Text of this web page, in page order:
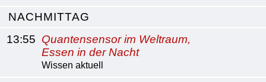
NACHMITTAG
13:55 Quantensensor im Weltraum,
Essen in der Nacht
Wissen aktuell